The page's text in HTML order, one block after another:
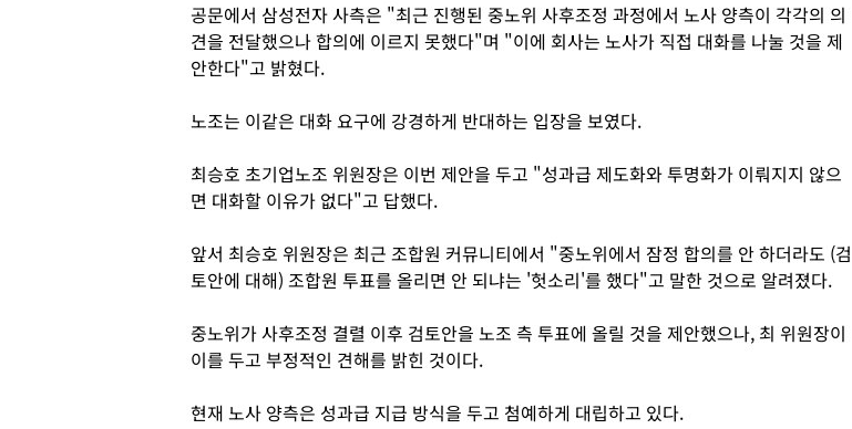
공문에서 삼성전자 사측은 "최근 진행된 중노위 사후조정 과정에서 노사 양측이 각각의 의
견을 전달했으나 합의에 이르지 못했다"며 "이에 회사는 노사가 직접 대화를 나눌 것을 제
안한다"고 밝혔다.
노조는 이같은 대화 요구에 강경하게 반대하는 입장을 보였다.
최승호 초기업노조 위원장은 이번 제안을 두고 "성과급 제도화와 투명화가 이뤄지지 않으
면 대화할 이유가 없다"고 답했다.
앞서 최승호 위원장은 최근 조합원 커뮤니티에서 "중노위에서 잠정 합의를 안 하더라도 (검
토안에 대해) 조합원 투표를 올리면 안 되냐는 '헛소리'를 했다"고 말한 것으로 알려졌다.
중노위가 사후조정 결렬 이후 검토안을 노조 측 투표에 올릴 것을 제안했으나, 최 위원장이
이를 두고 부정적인 견해를 밝힌 것이다.
현재 노사 양측은 성과급 지급 방식을 두고 첨예하게 대립하고 있다.